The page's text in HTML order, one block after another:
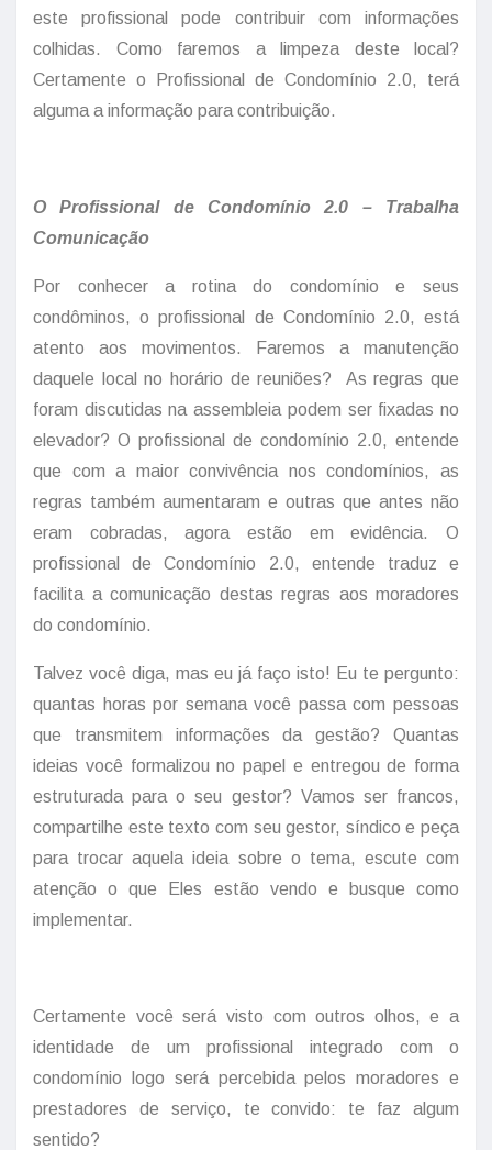
este profissional pode contribuir com informações
colhidas. Como faremos a limpeza deste local?
Certamente o Profissional de Condomínio 2.0, terá
alguma a informação para contribuição.
O Profissional de Condomínio 2.0 – Trabalha
Comunicação
Por conhecer a rotina do condomínio e seus
condôminos, o profissional de Condomínio 2.0, está
atento aos movimentos. Faremos a manutenção
daquele local no horário de reuniões? As regras que
foram discutidas na assembleia podem ser fixadas no
elevador? O profissional de condomínio 2.0, entende
que com a maior convivência nos condomínios, as
regras também aumentaram e outras que antes não
eram cobradas, agora estão em evidência. O
profissional de Condomínio 2.0, entende traduz e
facilita a comunicação destas regras aos moradores
do condomínio.
Talvez você diga, mas eu já faço isto! Eu te pergunto:
quantas horas por semana você passa com pessoas
que transmitem informações da gestão? Quantas
ideias você formalizou no papel e entregou de forma
estruturada para o seu gestor? Vamos ser francos,
compartilhe este texto com seu gestor, síndico e peça
para trocar aquela ideia sobre o tema, escute com
atenção o que Eles estão vendo e busque como
implementar.
Certamente você será visto com outros olhos, e a
identidade de um profissional integrado com o
condomínio logo será percebida pelos moradores e
prestadores de serviço, te convido: te faz algum
sentido?